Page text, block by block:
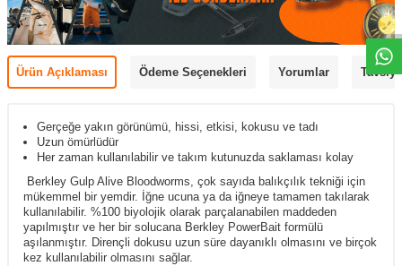
Ürün Açıklaması Ödeme Seçenekleri Yorumlar
Gerçeğe yakın görünümü, hissi, etkisi, kokusu ve tadı
Uzun ömürlüdür
Her zaman kullanılabilir ve takım kutunuzda saklaması kolay
Berkley Gulp Alive Bloodworms, çok sayıda balıkçılık tekniği için
mükemmel bir yemdir. İğne ucuna ya da iğneye tamamen takılarak
kullanılabilir. %100 biyolojik olarak parçalanabilen maddeden
yapılmıştır ve her bir solucana Berkley PowerBait formülü
aşılanmıştır. Dirençli dokusu uzun süre dayanıklı olmasını ve birçok
kez kullanılabilir olmasını sağlar.